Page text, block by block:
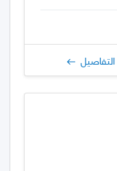
التفاصيل